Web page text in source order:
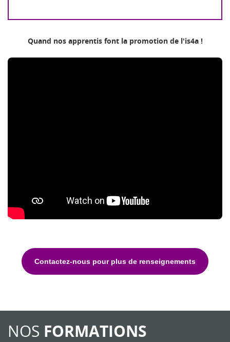
Quand nos apprentis font la promotion de l'is4a !
Contactez-nous pour plus de renseignements
NOS FORMATIONS